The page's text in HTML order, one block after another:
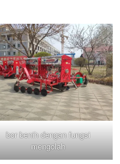
bor benih dengan fungsi
mengolah